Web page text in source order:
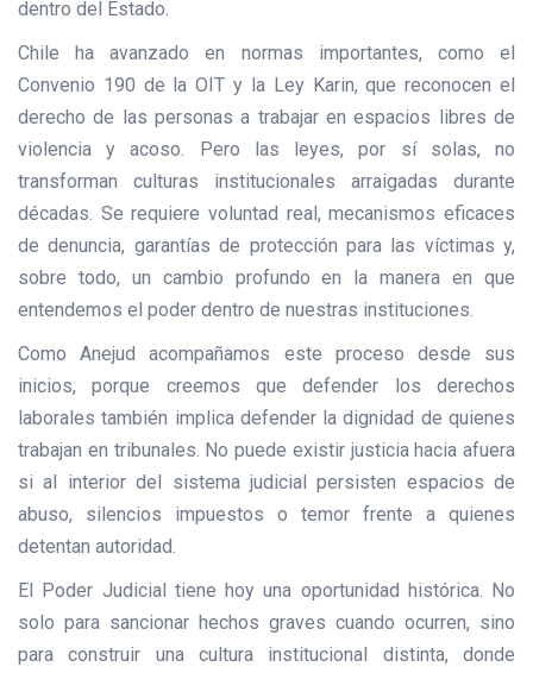
dentro del Estado.
Chile ha avanzado en normas importantes, como el
Convenio 190 de la OIT y la Ley Karin, que reconocen el
derecho de las personas a trabajar en espacios libres de
violencia y acoso. Pero las leyes, por sí solas, no
transforman culturas institucionales arraigadas durante
décadas. Se requiere voluntad real, mecanismos eficaces
de denuncia, garantías de protección para las víctimas y,
sobre todo, un cambio profundo en la manera en que
entendemos el poder dentro de nuestras instituciones.
Como Anejud acompañamos este proceso desde sus
inicios, porque creemos que defender los derechos
laborales también implica defender la dignidad de quienes
trabajan en tribunales. No puede existir justicia hacia afuera
si al interior del sistema judicial persisten espacios de
abuso, silencios impuestos o temor frente a quienes
detentan autoridad.
El Poder Judicial tiene hoy una oportunidad histórica. No
solo para sancionar hechos graves cuando ocurren, sino
para construir una cultura institucional distinta, donde